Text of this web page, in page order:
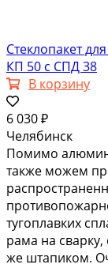
Стеклопакет
КП 50 с СПД 38
В корзину
6 030 ₽
Челябинск
Помимо
также можем
тугоплавких
рама на сварку,
же штапиком.